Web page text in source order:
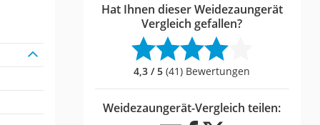
Hat Ihnen dieser Weidezaungerät
Vergleich gefallen?
4,3 / 5 (41) Bewertungen
Weidezaungerät-Vergleich teilen: